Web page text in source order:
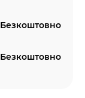
Безкоштовно
Безкоштовно